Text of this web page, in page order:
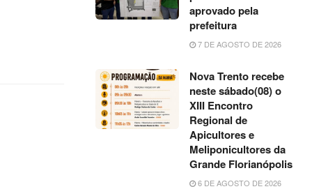
aprovado pela
prefeitura
7 DE AGOSTO DE 2026
Nova Trento recebe
neste sábado(08) o
XIII Encontro
Regional de
Apicultores e
Meliponicultores da
Grande Florianópolis
6 DE AGOSTO DE 2026